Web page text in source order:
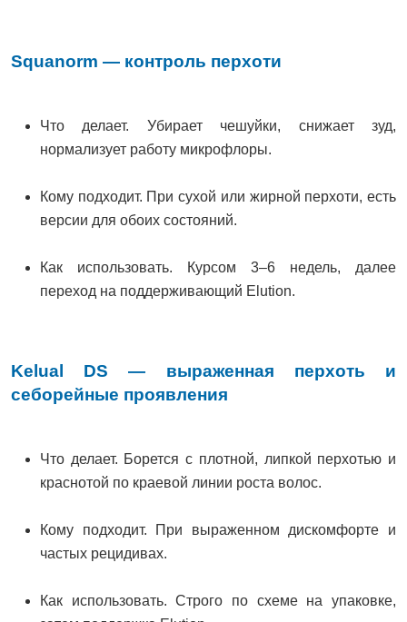
Squanorm — контроль перхоти
Что делает. Убирает чешуйки, снижает зуд,
нормализует работу микрофлоры.
Кому подходит. При сухой или жирной перхоти, есть
версии для обоих состояний.
Как использовать. Курсом 3–6 недель, далее
переход на поддерживающий Elution.
Kelual DS — выраженная перхоть и
себорейные проявления
Что делает. Борется с плотной, липкой перхотью и
краснотой по краевой линии роста волос.
Кому подходит. При выраженном дискомфорте и
частых рецидивах.
Как использовать. Строго по схеме на упаковке,